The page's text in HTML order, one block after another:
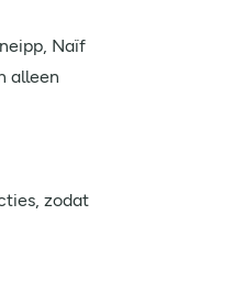
Naïf
alleen
zodat